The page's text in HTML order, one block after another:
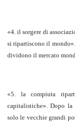
«4. il sorgere di
si ripartiscono il
dividono il mercato
«5. la compiuta
capitalistiche». Dopo
solo le vecchie grandi